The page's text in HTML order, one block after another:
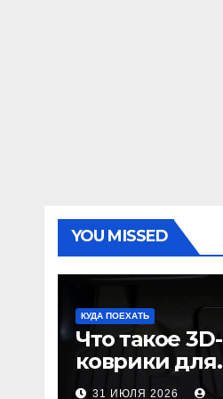
YOU MISSED
КУДА ПОЕХАТЬ
Что такое 3D-
коврики для
автомобиля и
31 ИЮЛЯ 2026